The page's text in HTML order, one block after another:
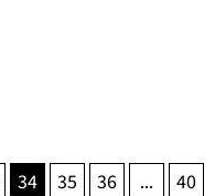
34 35 36 ...
40